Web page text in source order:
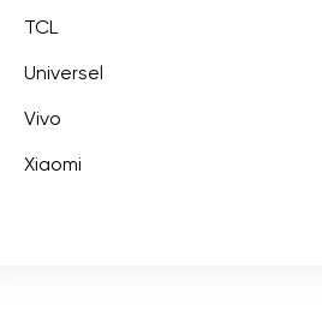
TCL
Universel
Vivo
Xiaomi